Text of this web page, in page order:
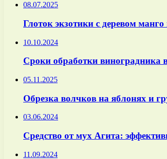
08.07.2025
Глоток экзотики с деревом
10.10.2024
Сроки обработки виноградника
05.11.2025
Обрезка волчков на яблонях и
03.06.2024
Средство от мух Агита:
11.09.2024